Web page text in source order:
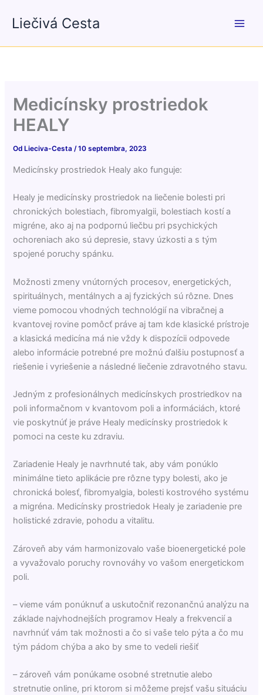
Liečivá Cesta
Medicínsky prostriedok
HEALY
Od Lieciva-Cesta/10 septembra, 2023
Medicínsky prostriedok Healy ako funguje:
Healy je medicínsky prostriedok na liečenie bolesti pri
chronických bolestiach, fibromyalgii, bolestiach kostí a
migréne, ako aj na podpornú liečbu pri psychických
ochoreniach ako sú depresie, stavy úzkosti a s tým
spojené poruchy spánku.
Možnosti zmeny vnútorných procesov, energetických,
spirituálnych, mentálnych a aj fyzických sú rôzne. Dnes
vieme pomocou vhodných technológií na vibračnej a
kvantovej rovine pomôcť práve aj tam kde klasické prístroje
a klasická medicína má nie vždy k dispozícii odpovede
alebo informácie potrebné pre možnú ďalšiu postupnosť a
riešenie i vyriešenie a následné liečenie zdravotného stavu.
Jedným z profesionálnych medicínskych prostriedkov na
poli informačnom v kvantovom poli a informáciách, ktoré
vie poskytnúť je práve Healy medicínsky prostriedok k
pomoci na ceste ku zdraviu.
Zariadenie Healy je navrhnuté tak, aby vám ponúklo
minimálne tieto aplikácie pre rôzne typy bolesti, ako je
chronická bolesť, fibromyalgia, bolesti kostrového systému
a migréna. Medicínsky prostriedok Healy je zariadenie pre
holistické zdravie, pohodu a vitalitu.
Zároveň aby vám harmonizovalo vaše bioenergetické pole
a vyvažovalo poruchy rovnováhy vo vašom energetickom
poli.
– vieme vám ponúknuť a uskutočniť rezonančnú analýzu na
základe najvhodnejších programov Healy a frekvencií a
navrhnúť vám tak možnosti a čo si vaše telo pýta a čo mu
tým pádom chýba a ako by sme to vedeli riešiť
– zároveň vám ponúkame osobné stretnutie alebo
stretnutie online, pri ktorom si môžeme prejsť vašu situáciu